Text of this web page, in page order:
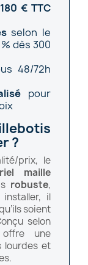
€ TTC
selon le
dès 300
48/72h
pour
?
prix, le
maille
robuste,
il
soient
selon
une
lourdes et